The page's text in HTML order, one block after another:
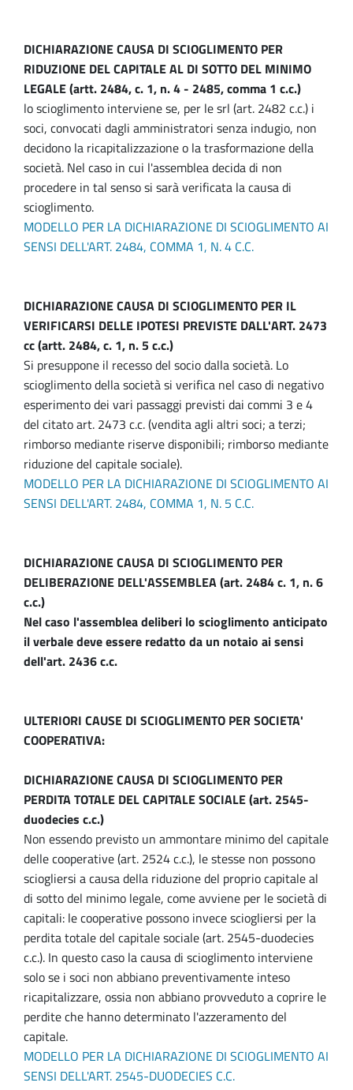
DICHIARAZIONE CAUSA DI SCIOGLIMENTO PER
RIDUZIONE DEL CAPITALE AL DI SOTTO DEL MINIMO
LEGALE (artt. 2484, c. 1, n. 4 - 2485, comma 1 c.c.)
lo scioglimento interviene se, per le srl (art. 2482 c.c.) i
soci, convocati dagli amministratori senza indugio, non
decidono la ricapitalizzazione o la trasformazione della
società. Nel caso in cui l'assemblea decida di non
procedere in tal senso si sarà verificata la causa di
scioglimento.
MODELLO PER LA DICHIARAZIONE DI SCIOGLIMENTO AI
SENSI DELL'ART. 2484, COMMA 1, N. 4 C.C.
DICHIARAZIONE CAUSA DI SCIOGLIMENTO PER IL
VERIFICARSI DELLE IPOTESI PREVISTE DALL'ART. 2473
cc (artt. 2484, c. 1, n. 5 c.c.)
Si presuppone il recesso del socio dalla società. Lo
scioglimento della società si verifica nel caso di negativo
esperimento dei vari passaggi previsti dai commi 3 e 4
del citato art. 2473 c.c. (vendita agli altri soci; a terzi;
rimborso mediante riserve disponibili; rimborso mediante
riduzione del capitale sociale).
MODELLO PER LA DICHIARAZIONE DI SCIOGLIMENTO AI
SENSI DELL'ART. 2484, COMMA 1, N. 5 C.C.
DICHIARAZIONE CAUSA DI SCIOGLIMENTO PER
DELIBERAZIONE DELL'ASSEMBLEA (art. 2484 c. 1, n. 6
c.c.)
Nel caso l'assemblea deliberi lo scioglimento anticipato
il verbale deve essere redatto da un notaio ai sensi
dell'art. 2436 c.c.
ULTERIORI CAUSE DI SCIOGLIMENTO PER SOCIETA'
COOPERATIVA:
DICHIARAZIONE CAUSA DI SCIOGLIMENTO PER
PERDITA TOTALE DEL CAPITALE SOCIALE (art. 2545-
duodecies c.c.)
Non essendo previsto un ammontare minimo del capitale
delle cooperative (art. 2524 c.c.), le stesse non possono
sciogliersi a causa della riduzione del proprio capitale al
di sotto del minimo legale, come avviene per le società di
capitali: le cooperative possono invece sciogliersi per la
perdita totale del capitale sociale (art. 2545-duodecies
c.c.). In questo caso la causa di scioglimento interviene
solo se i soci non abbiano preventivamente inteso
ricapitalizzare, ossia non abbiano provveduto a coprire le
perdite che hanno determinato l'azzeramento del
capitale.
MODELLO PER LA DICHIARAZIONE DI SCIOGLIMENTO AI
SENSI DELL'ART. 2545-DUODECIES C.C.